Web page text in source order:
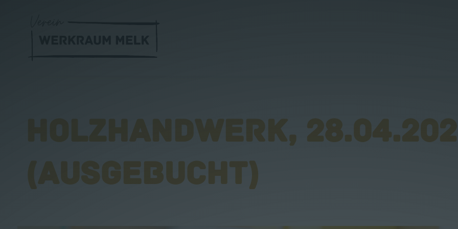
HOLZHANDWERK,
(AUSGEBUCHT)